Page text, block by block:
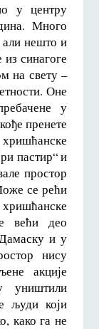
у центру
Много
али нешто и
синагоге
на свету –
Оне
у
пренете
пастир“ и
простор
се рећи
већи део
и у
нису
акције
уништили
људи који
како га не